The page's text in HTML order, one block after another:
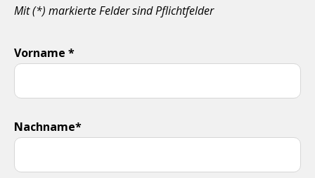
Mit (*) markierte Felder sind Pflichtfelder
Vorname *
Nachname*